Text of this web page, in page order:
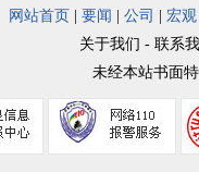
网站首页 要闻 公司 宏观
关于我们 - 联系
未经本站书面